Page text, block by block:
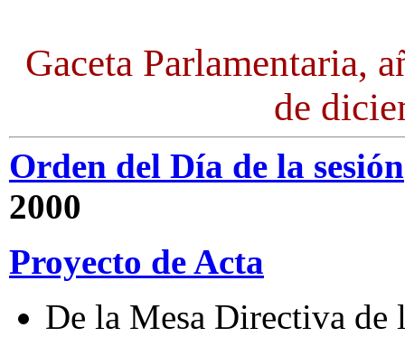
Gaceta Parlamentaria,
de
Orden del Día de la sesión
2000
Proyecto de Acta
De la Mesa Directiva de